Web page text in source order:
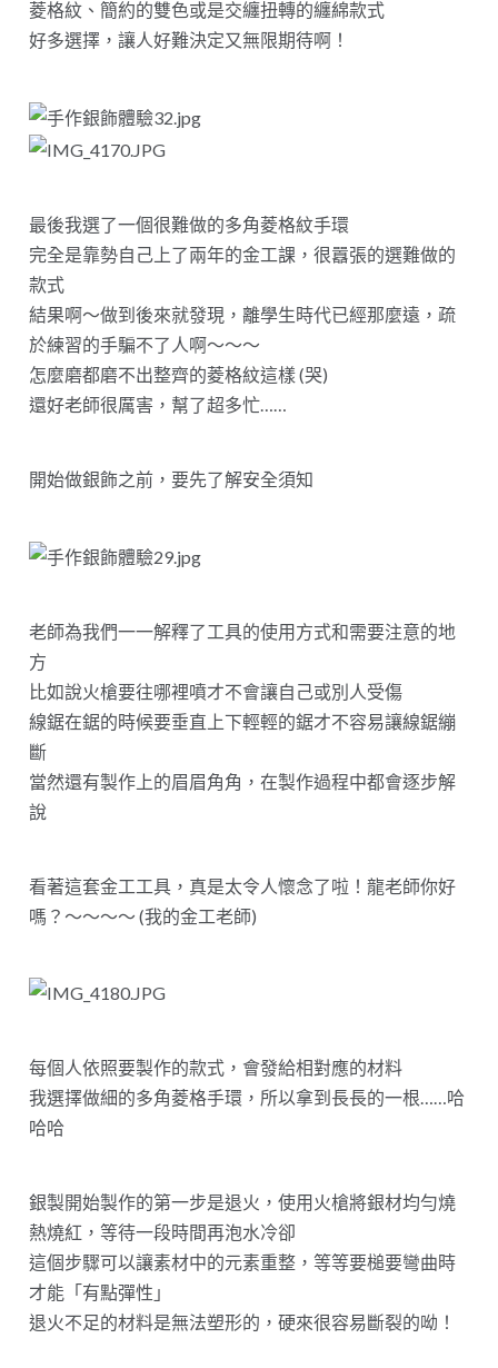
菱格紋、簡約的雙色或是交纏扭轉的纏綿款式
好多選擇，讓人好難決定又無限期待啊！
最後我選了一個很難做的多角菱格紋手環
完全是靠勢自己上了兩年的金工課，很囂張的選難做的
款式
結果啊～做到後來就發現，離學生時代已經那麼遠，疏
於練習的手騙不了人啊～～～
怎麼磨都磨不出整齊的菱格紋這樣 (哭)
還好老師很厲害，幫了超多忙……
開始做銀飾之前，要先了解安全須知
老師為我們一一解釋了工具的使用方式和需要注意的地
方
比如說火槍要往哪裡噴才不會讓自己或別人受傷
線鋸在鋸的時候要垂直上下輕輕的鋸才不容易讓線鋸繃
斷
當然還有製作上的眉眉角角，在製作過程中都會逐步解
說
看著這套金工工具，真是太令人懷念了啦！龍老師你好
嗎？～～～～ (我的金工老師)
每個人依照要製作的款式，會發給相對應的材料
我選擇做細的多角菱格手環，所以拿到長長的一根……哈
哈哈
銀製開始製作的第一步是退火，使用火槍將銀材均勻燒
熱燒紅，等待一段時間再泡水冷卻
這個步驟可以讓素材中的元素重整，等等要槌要彎曲時
才能「有點彈性」
退火不足的材料是無法塑形的，硬來很容易斷裂的呦！